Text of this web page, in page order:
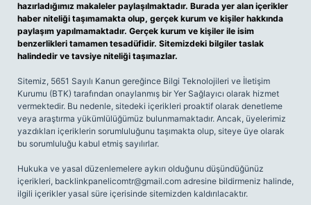
hazırladığımız makaleler paylaşılmaktadır. Burada yer alan içerikler
haber niteliği taşımamakta olup, gerçek kurum ve kişiler hakkında
paylaşım yapılmamaktadır. Gerçek kurum ve kişiler ile isim
benzerlikleri tamamen tesadüfidir. Sitemizdeki bilgiler taslak
halindedir ve tavsiye niteliği taşımazlar.
Sitemiz, 5651 Sayılı Kanun gereğince Bilgi Teknolojileri ve İletişim
Kurumu (BTK) tarafından onaylanmış bir Yer Sağlayıcı olarak hizmet
vermektedir. Bu nedenle, sitedeki içerikleri proaktif olarak denetleme
veya araştırma yükümlülüğümüz bulunmamaktadır. Ancak, üyelerimiz
yazdıkları içeriklerin sorumluluğunu taşımakta olup, siteye üye olarak
bu sorumluluğu kabul etmiş sayılırlar.
Hukuka ve yasal düzenlemelere aykırı olduğunu düşündüğünüz
içerikleri, backlinkpanelicomtr@gmail.com adresine bildirmeniz halinde,
ilgili içerikler yasal süre içerisinde sitemizden kaldırılacaktır.